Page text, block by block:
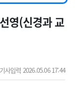
영(신경과 교
기사입력 2026.05.06 17:44